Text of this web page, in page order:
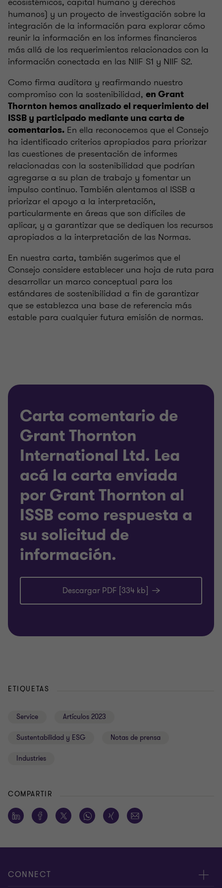
humanos) y un proyecto de investigación sobre la
integración de la información para explorar cómo
reunir la información en los informes financieros
más allá de los requerimientos relacionados con la
información conectada en las NIIF S1 y NIIF S2.
Como firma auditora y reafirmando nuestro
compromiso con la sostenibilidad, en Grant
Thornton hemos analizado el requerimiento del
ISSB y participado mediante una carta de
comentarios. En ella reconocemos que el Consejo
ha identificado criterios apropiados para priorizar
las cuestiones de presentación de informes
relacionadas con la sostenibilidad que podrían
agregarse a su plan de trabajo y fomentar un
impulso continuo. También alentamos al ISSB a
priorizar el apoyo a la interpretación,
particularmente en áreas que son difíciles de
aplicar, y a garantizar que se dediquen los recursos
apropiados a la interpretación de las Normas.
En nuestra carta, también sugerimos que el
Consejo considere establecer una hoja de ruta para
desarrollar un marco conceptual para los
estándares de sostenibilidad a fin de garantizar
que se establezca una base de referencia más
estable para cualquier futura emisión de normas.
Carta comentario de
Grant Thornton
International Ltd. Lea
acá la carta enviada
por Grant Thornton al
ISSB como respuesta a
su solicitud de
información.
Descargar PDF [334 kb]
ETIQUETAS
Service Artículos 2023
Sustentabilidad y ESG Notas de prensa
Industries
COMPARTIR
CONNECT